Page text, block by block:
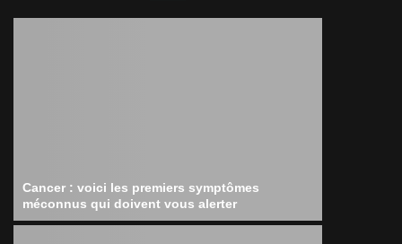
Cancer : voici les premiers symptômes
méconnus qui doivent vous alerter